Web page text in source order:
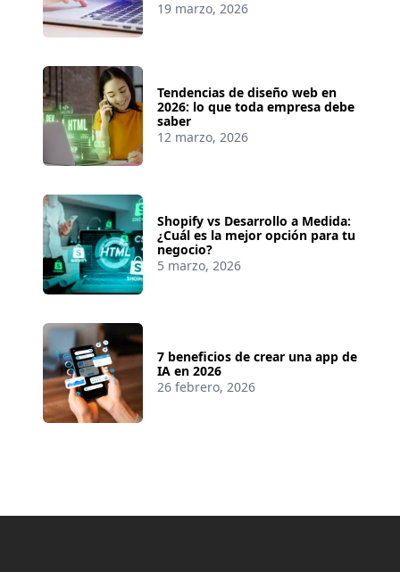
19 marzo, 2026
Tendencias de diseño web en
2026: lo que toda empresa debe
saber
12 marzo, 2026
Shopify vs Desarrollo a Medida:
¿Cuál es la mejor opción para tu
negocio?
5 marzo, 2026
7 beneficios de crear una app de
IA en 2026
26 febrero, 2026